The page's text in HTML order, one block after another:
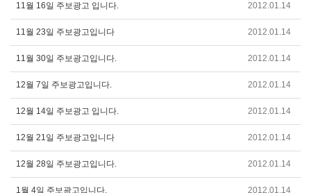
11월 16일 주보광고 입니다. 2012.01.14
11월 23일 주보광고입니다 2012.01.14
11월 30일 주보광고입니다. 2012.01.14
12월 7일 주보광고입니다. 2012.01.14
12월 14일 주보광고 입니다. 2012.01.14
12월 21일 주보광고입니다 2012.01.14
12월 28일 주보광고입니다. 2012.01.14
1월 4일 주보광고입니다. 2012.01.14